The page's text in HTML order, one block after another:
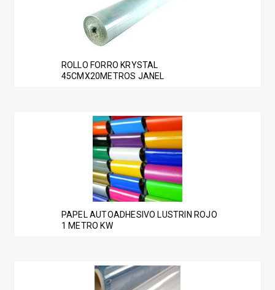
ROLLO FORRO KRYSTAL
45CMX20METROS JANEL
PAPEL AUTOADHESIVO LUSTRIN ROJO
1 METRO KW